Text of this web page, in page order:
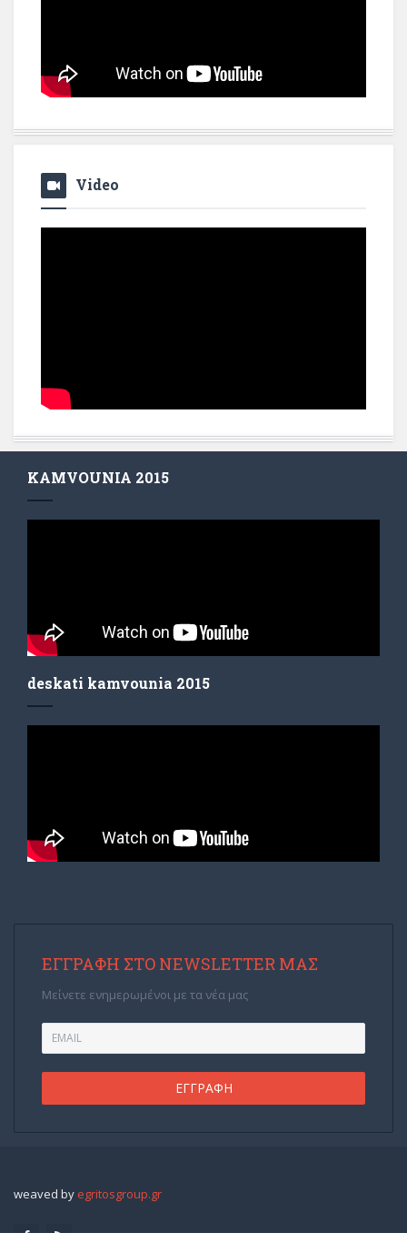
Video
KAMVOUNIA 2015
deskati kamvounia 2015
ΕΓΓΡΑΦΉ ΣΤΟ NEWSLETTER ΜΑΣ
Μείνετε ενημερωμένοι με τα νέα μας
weaved by egritosgroup.gr